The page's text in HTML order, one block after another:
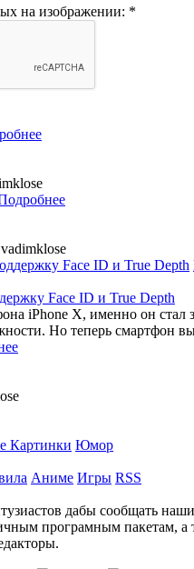
на изображении: *
Face ID и True Depth
iPhone X, именно он стал
Но теперь смартфон
Картинки Юмор
Аниме Игры RSS
дабы сообщать
програмным пакетам,